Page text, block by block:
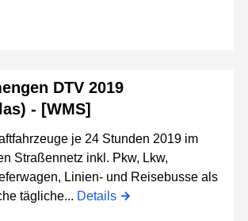
DTV 2019
- [WMS]
je 24 Stunden 2019 im
Straßennetz inkl. Pkw, Lkw,
Linien- und Reisebusse als
tägliche... Details